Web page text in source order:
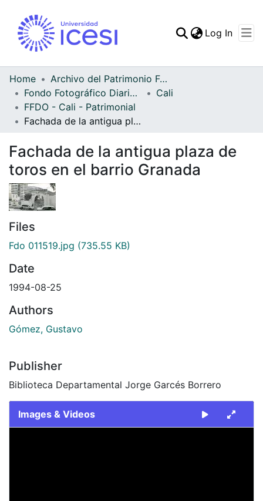
Statistics
Log In
Home
Archivo del Patrimonio Fotográfico y Fílmico del Valle del Cauca
Fondo Fotográfico Diario Occidente
Cali
FFDO - Cali - Patrimonial
Fachada de la antigua plaza de toros en el barrio Granada
Fachada de la antigua plaza de
toros en el barrio Granada
Files
Fdo 011519.jpg (735.55 KB)
Date
1994-08-25
Authors
Gómez, Gustavo
Publisher
Biblioteca Departamental Jorge Garcés Borrero
Images & Videos